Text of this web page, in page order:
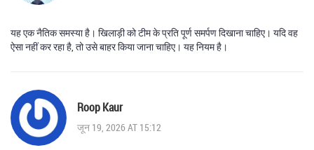
यह एक नैतिक समस्या है। खिलाड़ी को टीम के प्रति पूर्ण समर्पण दिखाना चाहिए। यदि वह
ऐसा नहीं कर रहा है, तो उसे बाहर किया जाना चाहिए। यह नियम है।
Roop Kaur
जून 19, 2026 AT 15:12